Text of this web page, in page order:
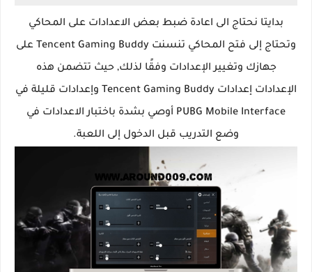
بدايتا نحتاج الى اعادة ضبط بعض الاعدادات على المحاكي
وتحتاج إلى فتح المحاكي تنسنت Tencent Gaming Buddy على
جهازك وتغيير الإعدادات وفقًا لذلك, حيث تتضمن هذه
الإعدادات إعدادات Tencent Gaming Buddy وإعدادات قليلة في
PUBG Mobile Interface أوصي بشدة باختبار الاعدادات في
وضع التدريب قبل الدخول إلى اللعبة.